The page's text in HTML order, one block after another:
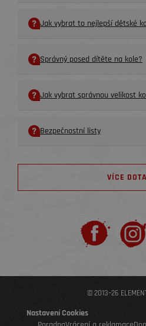
Jak vybrat to nejlepší dětské
Správný posed dítěte na kole?
Jak vybrat správnou velikost
Bezpečnostní listy
VÍCE
© 2013–26
Nastavení Cookies